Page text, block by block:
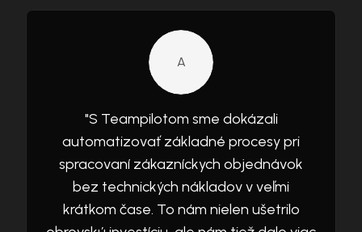
A
"S Teampilotom sme dokázali
automatizovať základné procesy pri
spracovaní zákazníckych objednávok
bez technických nákladov v veľmi
krátkom čase. To nám nielen ušetrilo